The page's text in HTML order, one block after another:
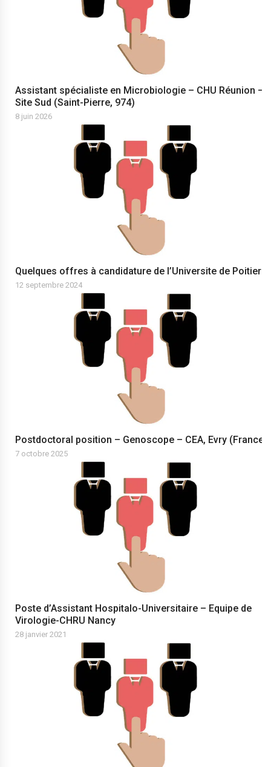
Assistant spécialiste en Microbiologie – CHU Réunion –
Site Sud (Saint-Pierre, 974)
8 juin 2026
Quelques offres à candidature de l’Universite de Poitiers
12 septembre 2024
Postdoctoral position – Genoscope – CEA, Evry (France)
7 octobre 2025
Poste d’Assistant Hospitalo-Universitaire – Equipe de
Virologie-CHRU Nancy
28 janvier 2021